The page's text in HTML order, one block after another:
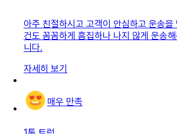
아주 친절하시고 고객이 안심하고 운송을
건도 꼼꼼하게 흠집하나 나지 않게 운송
니다.
자세히 보기
매우 만족